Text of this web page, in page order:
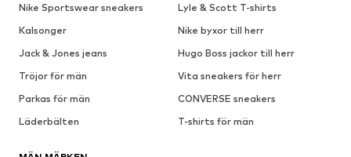
Nike Sportswear sneakers
Lyle & Scott T-shirts
Kalsonger
Nike byxor till herr
Jack & Jones jeans
Hugo Boss jackor till herr
Tröjor för män
Vita sneakers för herr
Parkas för män
CONVERSE sneakers
Läderbälten
T-shirts för män